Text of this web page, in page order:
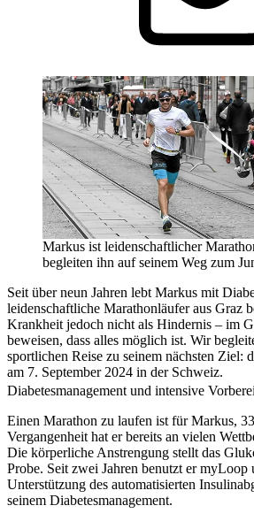
Markus ist leidenschaftlicher
begleiten ihn auf seinem Weg zum
Seit über neun Jahren lebt Markus mit
leidenschaftliche Marathonläufer aus Graz
Krankheit jedoch nicht als Hindernis – im
beweisen, dass alles möglich ist. Wir
sportlichen Reise zu seinem nächsten Ziel:
am 7. September 2024 in der Schweiz.
Diabetesmanagement und intensive
Einen Marathon zu laufen ist für Markus,
Vergangenheit hat er bereits an vielen
Die körperliche Anstrengung stellt das
Probe. Seit zwei Jahren benutzt er myLoop
Unterstützung des automatisierten
seinem Diabetesmanagement.